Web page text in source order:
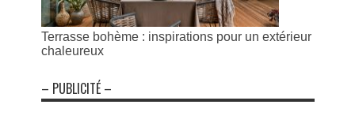
Terrasse bohème : inspirations pour un extérieur
chaleureux
– PUBLICITÉ –